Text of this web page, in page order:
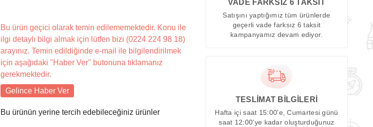
Bu ürün geçici olarak temin edilememektedir. Konu ile
ilgi detaylı bilgi almak için lütfen bizi (0224 224 98 18)
arayınız. Temin edildiğinde e-mail ile bilgilendirilmek
için aşağıdaki "Haber Ver" butonuna tıklamanız
gerekmektedir.
Gelince Haber Ver
Bu ürünün yerine tercih edebileceğiniz ürünler
VADE FARKSIZ 6 TAKSİT
Satışını yaptığımız tüm ürünlerde
geçerli vade farksız 6 taksit
kampanyamız devam ediyor.
TESLİMAT BİLGİLERİ
Hafta içi saat 15:00'e, Cumartesi günü
saat 12:00'ye kadar oluşturduğunuz